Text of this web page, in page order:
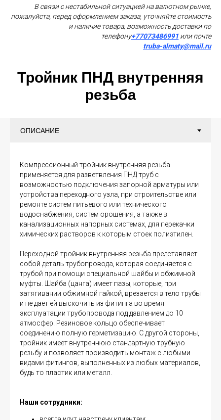
В связи с нестабильной ситуацией на валютном рынке,
пожалуйста, перед оформлением заказа, уточняйте стоимость
и наличие товара, возможность доставки по
телефону+77073486991 или почте
truba-almaty@mail.ru
Тройник ПНД внутренняя
резьба
Компрессионный тройник внутренняя резьба
применяется для разветвления ПНД труб с
возможностью подключения запорной арматуры или
устройства переходного узла, при строительстве или
ремонте систем питьевого или технического
водоснабжения, систем орошения, а также в
канализационных напорных системах, для перекачки
химических растворов к которым стоек полиэтилен.
Переходной тройник внутренняя резьба представляет
собой деталь трубопровода, которая соединяется с
трубой при помощи специальной шайбы и обжимной
муфты. Шайба (цанга) имеет пазы, которые, при
затягивании обжимной гайкой, врезается в тело трубы
и не дает ей выскочить из фитинга во время
эксплуатации трубопровода под давлением до 10
атмосфер. Резиновое кольцо обеспечивает
соединению полную герметизацию. С другой стороны,
тройник имеет внутреннюю стандартную трубную
резьбу и позволяет производить монтаж с любыми
видами фитингов, выполненных из любых материалов,
будь то пластик или металл.
Наши сотрудники: